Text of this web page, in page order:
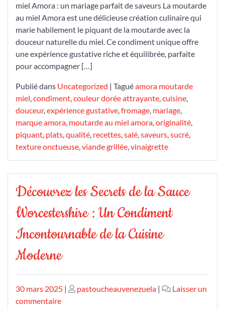
miel Amora : un mariage parfait de saveurs La moutarde
au miel Amora est une délicieuse création culinaire qui
marie habilement le piquant de la moutarde avec la
douceur naturelle du miel. Ce condiment unique offre
une expérience gustative riche et équilibrée, parfaite
pour accompagner […]
Publié dans Uncategorized | Taguéamora moutarde
miel,condiment,couleur dorée attrayante,cuisine,
douceur,expérience gustative,fromage, mariage,
marque amora, moutarde au miel amora,originalité,
piquant, plats,qualité, recettes,salé,saveurs,sucré,
texture onctueuse,viande grillée,vinaigrette
Découvrez les Secrets de la Sauce
Worcestershire : Un Condiment
Incontournable de la Cuisine
Moderne
Publié
le
30 mars 2025 | Publié
pastoucheauvenezuela |
Laisser un
commentairesur